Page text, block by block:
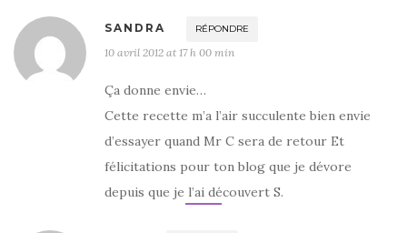
SANDRA RÉPONDRE
10 avril 2012 at 17 h 00 min
Ça donne envie…
Cette recette m’a l’air succulente bien envie
d’essayer quand Mr C sera de retour Et
félicitations pour ton blog que je dévore
depuis que je l’ai découvert S.